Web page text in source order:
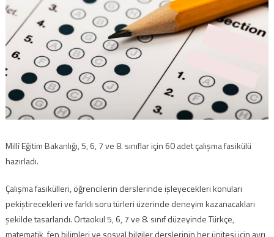
Millî Eğitim Bakanlığı, 5, 6, 7 ve 8. sınıflar için 60 adet çalışma fasikülü
hazırladı.
Çalışma fasikülleri, öğrencilerin derslerinde işleyecekleri konuları
pekiştirecekleri ve farklı soru türleri üzerinde deneyim kazanacakları
şekilde tasarlandı. Ortaokul 5, 6, 7 ve 8. sınıf düzeyinde Türkçe,
matematik, fen bilimleri ve sosyal bilgiler derslerinin her ünitesi için ayrı